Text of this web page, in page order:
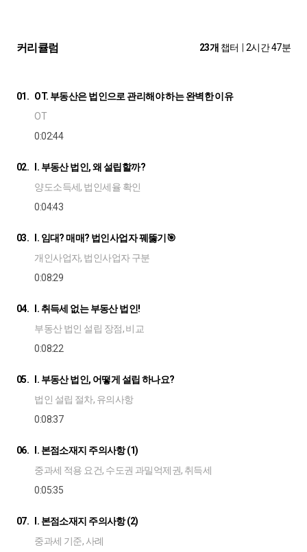
커리큘럼 23개 챕터 2시간 47분
01. OT. 부동산은 법인으로 관리해야 하는 완벽한 이유
OT
0:02:44
02.
I. 부동산 법인, 왜 설립할까?
양도소득세, 법인세율 확인
0:04:43
03.
I. 임대? 매매? 법인사업자 꿰뚫기🎯
개인사업자, 법인사업자 구분
0:08:29
04.
I. 취득세 없는 부동산 법인!
부동산 법인 설립 장점, 비교
0:08:22
05.
I. 부동산 법인, 어떻게 설립 하나요?
법인 설립 절차, 유의사항
0:08:37
06.
I. 본점소재지 주의사항 (1)
중과세 적용 요건, 수도권 과밀억제권, 취득세
0:05:35
07.
I. 본점소재지 주의사항 (2)
중과세 기준, 사례